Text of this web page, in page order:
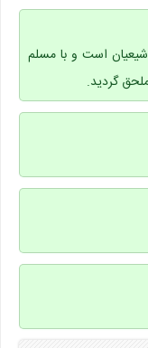
است و با مسلم
گردید.